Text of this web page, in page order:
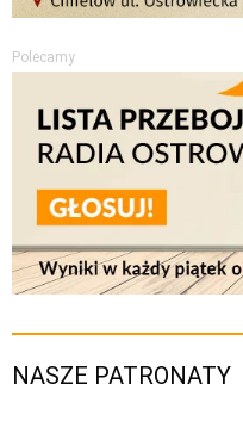
Polecamy
NASZE PATRONATY